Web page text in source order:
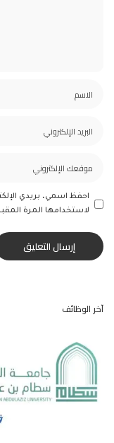
احفظ اسمي، بريدي
لاستخدامها المرة
آخر الوظائف